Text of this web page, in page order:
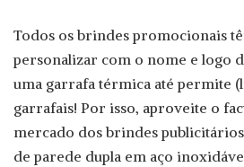
Todos os brindes promocionais
personalizar com o nome e logo
uma garrafa térmica até permite
garrafais! Por isso, aproveite o
mercado dos brindes
de parede dupla em aço